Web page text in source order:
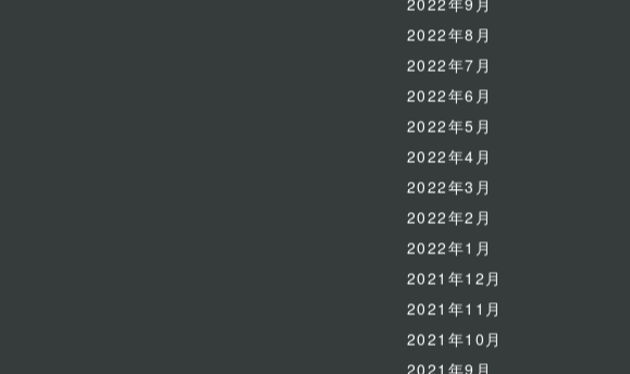
2022年9月
2022年8月
2022年7月
2022年6月
2022年5月
2022年4月
2022年3月
2022年2月
2022年1月
2021年12月
2021年11月
2021年10月